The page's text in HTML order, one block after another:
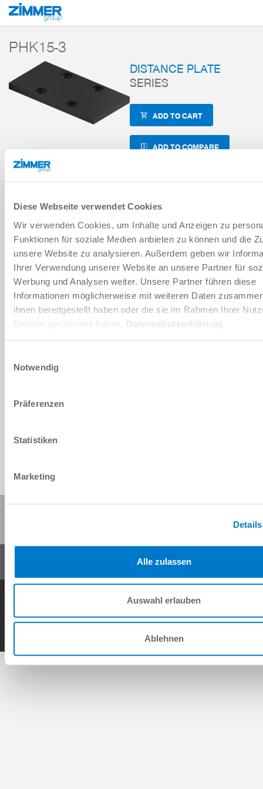
Diese Webseite verwendet Cookies
Wir verwenden Cookies, um Inhalte und Anzeigen zu
Funktionen für soziale Medien anbieten zu können und die
unsere Website zu analysieren. Außerdem geben wir
Ihrer Verwendung unserer Website an unsere Partner für
Werbung und Analysen weiter. Unsere Partner führen diese
Informationen möglicherweise mit weiteren Daten
ihnen bereitgestellt haben oder die sie im Rahmen Ihrer
Dienste gesammelt haben. Datenschutzerklärung
Notwendig
Präferenzen
Statistiken
Marketing
Alle zulassen
Auswahl erlauben
Ablehnen
Start Products
PHK15-3
DISTANCE PLATE
SERIES
ADD TO CART
ADD TO COMPARE
Technical Data
DOWNLOADS
Download CAD data